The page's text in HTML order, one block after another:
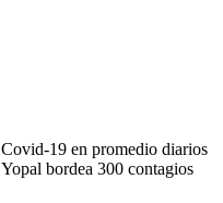
Covid-19 en promedio diarios
bordea 300 contagios